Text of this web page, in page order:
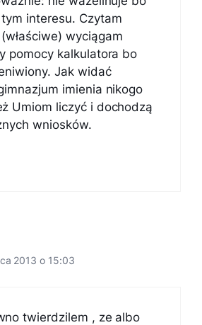
interesu. Czytam
wyciągam
pomocy kalkulatora bo
Jak widać
imienia nikogo
Umiom liczyć i dochodzą
wniosków.
2013 o 15:03
twierdzilem , ze albo